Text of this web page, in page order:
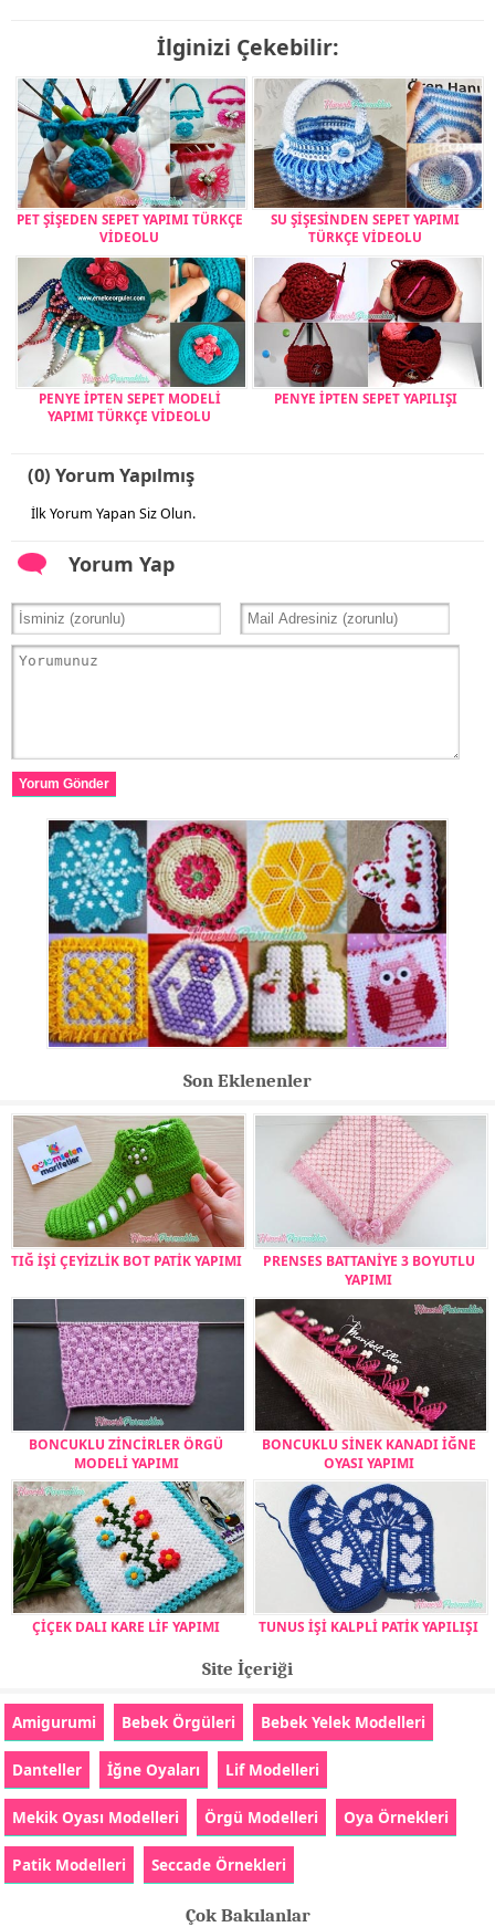
İlginizi Çekebilir:
PET ŞİŞEDEN SEPET YAPIMI TÜRKÇE
VİDEOLU
SU ŞİŞESİNDEN SEPET YAPIMI
TÜRKÇE VİDEOLU
PENYE İPTEN SEPET MODELİ
YAPIMI TÜRKÇE VİDEOLU
PENYE İPTEN SEPET YAPILIŞI
(0) Yorum Yapılmış
İlk Yorum Yapan Siz Olun.
Yorum Yap
Yorum Gönder
Son Eklenenler
TIĞ İŞİ ÇEYİZLİK BOT PATİK YAPIMI
PRENSES BATTANİYE 3 BOYUTLU
YAPIMI
BONCUKLU ZİNCİRLER ÖRGÜ
MODELİ YAPIMI
BONCUKLU SİNEK KANADI İĞNE
OYASI YAPIMI
ÇİÇEK DALI KARE LİF YAPIMI TUNUS İŞİ KALPLİ PATİK YAPILIŞI
Site İçeriği
Amigurumi Bebek Örgüleri Bebek Yelek Modelleri
Danteller İğne Oyaları Lif Modelleri
Mekik Oyası Modelleri Örgü Modelleri Oya Örnekleri
Patik Modelleri Seccade Örnekleri
Çok Bakılanlar